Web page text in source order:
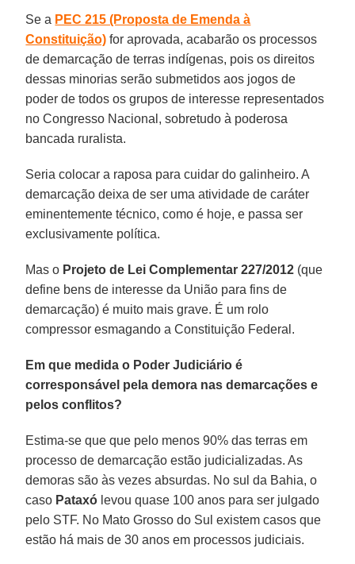
Se a PEC 215 (Proposta de Emenda à
Constituição) for aprovada, acabarão os processos
de demarcação de terras indígenas, pois os direitos
dessas minorias serão submetidos aos jogos de
poder de todos os grupos de interesse representados
no Congresso Nacional, sobretudo à poderosa
bancada ruralista.
Seria colocar a raposa para cuidar do galinheiro. A
demarcação deixa de ser uma atividade de caráter
eminentemente técnico, como é hoje, e passa ser
exclusivamente política.
Mas o Projeto de Lei Complementar 227/2012 (que
define bens de interesse da União para fins de
demarcação) é muito mais grave. É um rolo
compressor esmagando a Constituição Federal.
Em que medida o Poder Judiciário é
corresponsável pela demora nas demarcações e
pelos conflitos?
Estima-se que que pelo menos 90% das terras em
processo de demarcação estão judicializadas. As
demoras são às vezes absurdas. No sul da Bahia, o
caso Pataxó levou quase 100 anos para ser julgado
pelo STF. No Mato Grosso do Sul existem casos que
estão há mais de 30 anos em processos judiciais.